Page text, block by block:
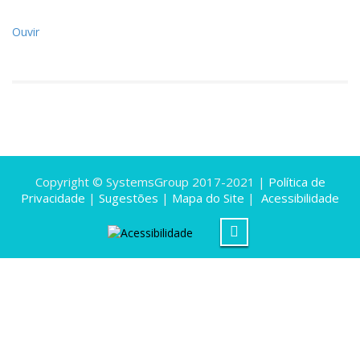
Ouvir
Copyright © SystemsGroup 2017-2021 | Política de
Privacidade | Sugestões | Mapa do Site | Acessibilidade